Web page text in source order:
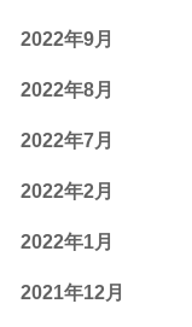
2022年9月
2022年8月
2022年7月
2022年2月
2022年1月
2021年12月